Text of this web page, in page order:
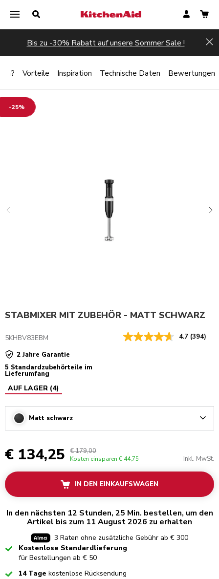
Bis zu -30% Rabatt auf unsere Sommer Sale !
-25%
STABMIXER MIT ZUBEHÖR - MATT SCHWARZ
5KHBV83EBM 4.7 (394)
2 Jahre Garantie
5 Standardzubehörteile im
Lieferumfang
AUF LAGER (4)
Matt schwarz
€ 134,25 € 179,00
Kosten einsparen € 44,75 Inkl. MwSt.
IN DEN EINKAUFSWAGEN
In den nächsten 12 Stunden, 25 Min. bestellen, um den
Artikel bis zum 11 August 2026 zu erhalten
3 Raten ohne zusätzliche Gebühr ab € 300
CheckedKostenlose Standardlieferung
für Bestellungen ab € 50
Checked14 Tage kostenlose Rücksendung
Vorteile Inspiration Technische Daten Bewertungen